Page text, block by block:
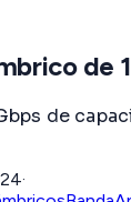
de
de
·